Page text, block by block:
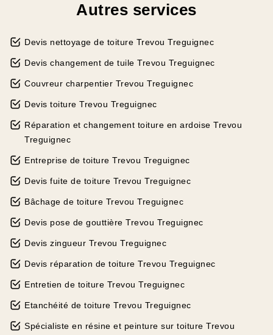
Autres services
Devis nettoyage de toiture Trevou Treguignec
Devis changement de tuile Trevou Treguignec
Couvreur charpentier Trevou Treguignec
Devis toiture Trevou Treguignec
Réparation et changement toiture en ardoise Trevou
Treguignec
Entreprise de toiture Trevou Treguignec
Devis fuite de toiture Trevou Treguignec
Bâchage de toiture Trevou Treguignec
Devis pose de gouttière Trevou Treguignec
Devis zingueur Trevou Treguignec
Devis réparation de toiture Trevou Treguignec
Entretien de toiture Trevou Treguignec
Etanchéité de toiture Trevou Treguignec
Spécialiste en résine et peinture sur toiture Trevou